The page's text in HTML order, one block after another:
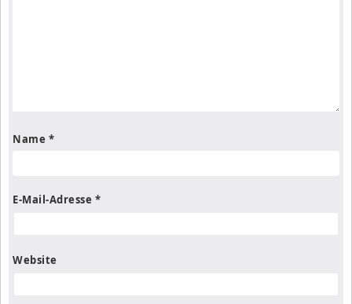
Name *
E-Mail-Adresse *
Website